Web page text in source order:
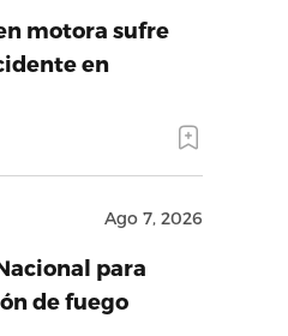
motora sufre
en
Ago 7, 2026
para
de fuego